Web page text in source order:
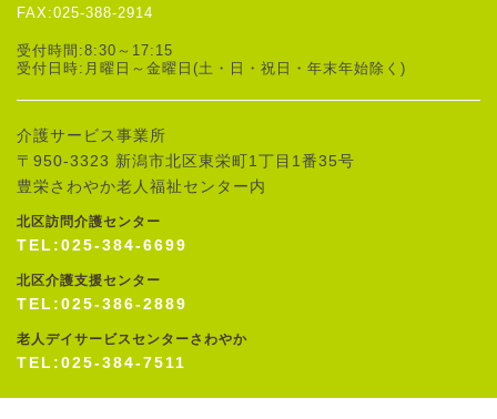
FAX:025-388-2914
受付時間:8:30～17:15
受付日時:月曜日～金曜日(土・日・祝日・年末年始除く)
介護サービス事業所
〒950-3323 新潟市北区東栄町1丁目1番35号
豊栄さわやか老人福祉センター内
北区訪問介護センター
TEL:025-384-6699
北区介護支援センター
TEL:025-386-2889
老人デイサービスセンターさわやか
TEL:025-384-7511